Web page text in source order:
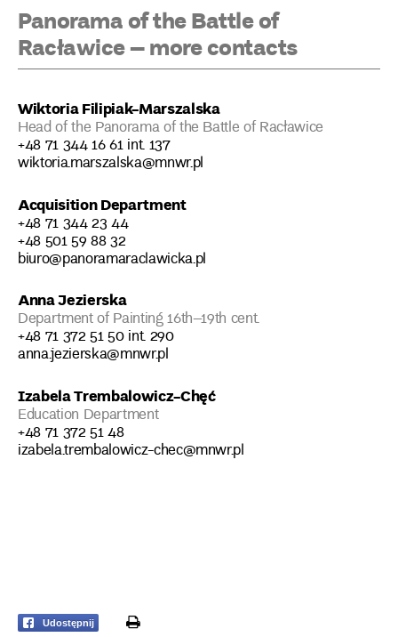
Panorama of the Battle of
Racławice – more contacts
Wiktoria Filipiak-Marszalska
Head of the Panorama of the Battle of Racławice
+48 71 344 16 61 int. 137
wiktoria.marszalska@mnwr.pl
Acquisition Department
+48 71 344 23 44
+48 501 59 88 32
biuro@panoramaraclawicka.pl
Anna Jezierska
Department of Painting 16th–19th cent.
+48 71 372 51 50 int. 290
anna.jezierska@mnwr.pl
Izabela Trembalowicz-Chęć
Education Department
+48 71 372 51 48
izabela.trembalowicz-chec@mnwr.pl
Udostępnij print